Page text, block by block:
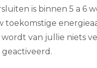
is binnen 5 a 6
toekomstige
van jullie niets